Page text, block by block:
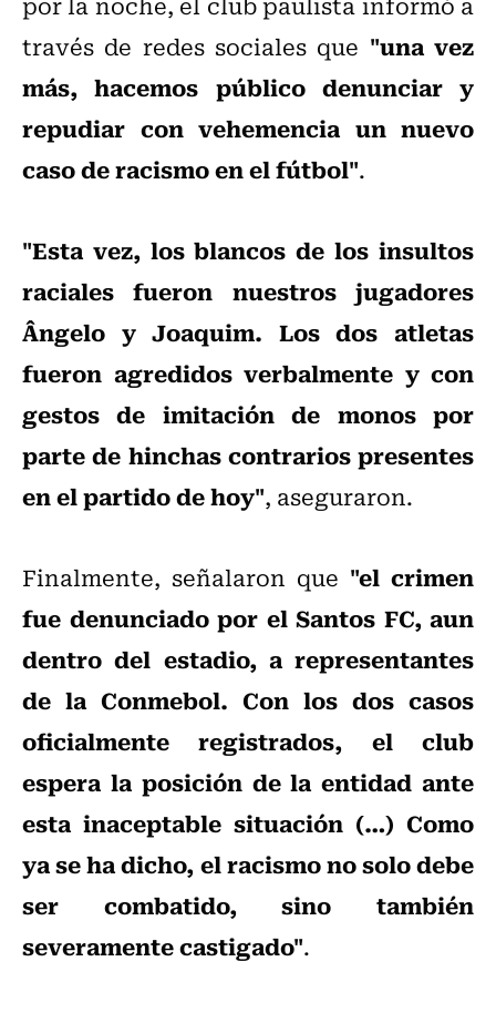
través de redes sociales que "una vez
más, hacemos público denunciar y
repudiar con vehemencia un nuevo
caso de racismo en el fútbol".
"Esta vez, los blancos de los insultos
raciales fueron nuestros jugadores
Ângelo y Joaquim. Los dos atletas
fueron agredidos verbalmente y con
gestos de imitación de monos por
parte de hinchas contrarios presentes
en el partido de hoy", aseguraron.
Finalmente, señalaron que "el crimen
fue denunciado por el Santos FC, aun
dentro del estadio, a representantes
de la Conmebol. Con los dos casos
oficialmente registrados, el club
espera la posición de la entidad ante
esta inaceptable situación (…) Como
ya se ha dicho, el racismo no solo debe
ser combatido, sino también
severamente castigado".